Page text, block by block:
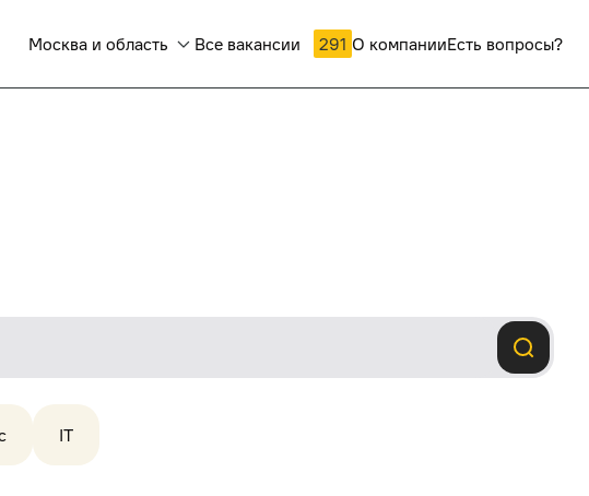
Москва и область Все вакансии 291 О компанииЕсть вопросы?
IT